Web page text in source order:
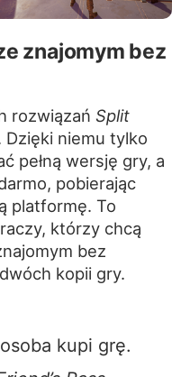
znajomym bez
rozwiązań Split
Dzięki niemu tylko
pełną wersję gry, a
pobierając
platformę. To
którzy chcą
bez
kopii gry.
kupi grę.